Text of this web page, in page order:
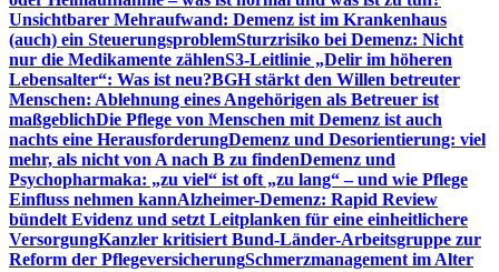
Unsichtbarer Mehraufwand: Demenz ist im Krankenhaus
(auch) ein SteuerungsproblemSturzrisiko bei Demenz: Nicht
nur die Medikamente zählenS3-Leitlinie „Delir im höheren
Lebensalter“: Was ist neu?BGH stärkt den Willen betreuter
Menschen: Ablehnung eines Angehörigen als Betreuer ist
maßgeblichDie Pflege von Menschen mit Demenz ist auch
nachts eine HerausforderungDemenz und Desorientierung: viel
mehr, als nicht von A nach B zu findenDemenz und
Psychopharmaka: „zu viel“ ist oft „zu lang“ – und wie Pflege
Einfluss nehmen kannAlzheimer-Demenz: Rapid Review
bündelt Evidenz und setzt Leitplanken für eine einheitlichere
VersorgungKanzler kritisiert Bund-Länder-Arbeitsgruppe zur
Reform der PflegeversicherungSchmerzmanagement im Alter